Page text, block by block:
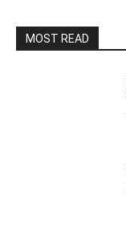
MOST READ